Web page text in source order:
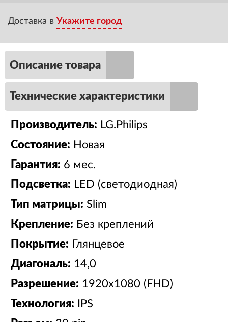
Доставка в Укажите город
Описание товара
Технические характеристики
Производитель: LG.Philips
Состояние: Новая
Гарантия: 6 мес.
Подсветка: LED (светодиодная)
Тип матрицы: Slim
Крепление: Без креплений
Покрытие: Глянцевое
Диагональ: 14,0
Разрешение: 1920x1080 (FHD)
Технология:
IPS